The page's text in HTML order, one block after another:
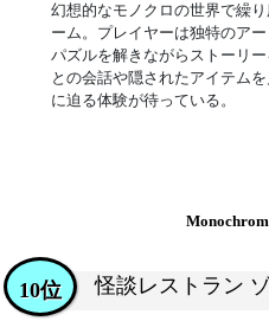
幻想的なモノクロの世界で繰
ーム。プレイヤーは独特のア
パズルを解きながらストーリ
との会話や隠されたアイテム
に迫る体験が待っている。
怪談レストラン ゾ
10位